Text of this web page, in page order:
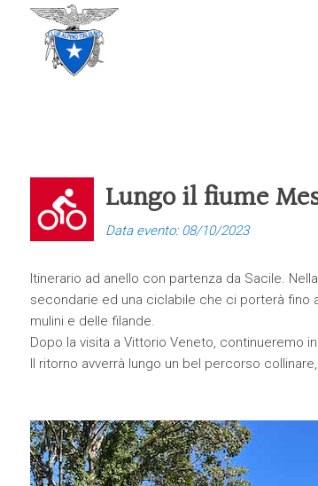
Lungo il fiume
Data evento: 08/10/2023
Itinerario ad anello con partenza da Sacile.
secondarie ed una ciclabile che ci porterà fino
mulini e delle filande.
Dopo la visita a Vittorio Veneto, continueremo
Il ritorno avverrà lungo un bel percorso